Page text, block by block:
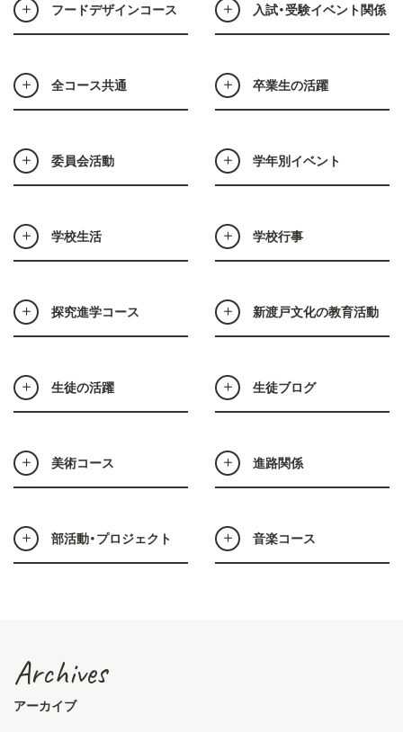
フードデザインコース 入試・受験イベント関係
全コース共通 卒業生の活躍
委員会活動 学年別イベント
学校生活 学校行事
探究進学コース 新渡戸文化の教育活動
生徒の活躍 生徒ブログ
美術コース 進路関係
部活動・プロジェクト 音楽コース
Archives
アーカイブ